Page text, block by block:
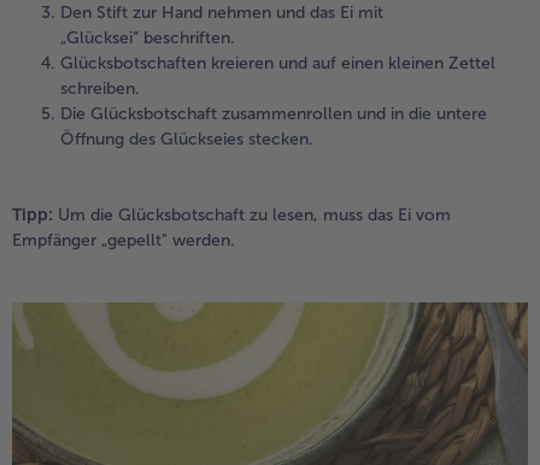
Den Stift zur Hand nehmen und das Ei mit
„Glücksei“ beschriften.
Glücksbotschaften kreieren und auf einen kleinen Zettel
schreiben.
Die Glücksbotschaft zusammenrollen und in die untere
Öffnung des Glückseies stecken.
Tipp: Um die Glücksbotschaft zu lesen, muss das Ei vom
Empfänger „gepellt" werden.